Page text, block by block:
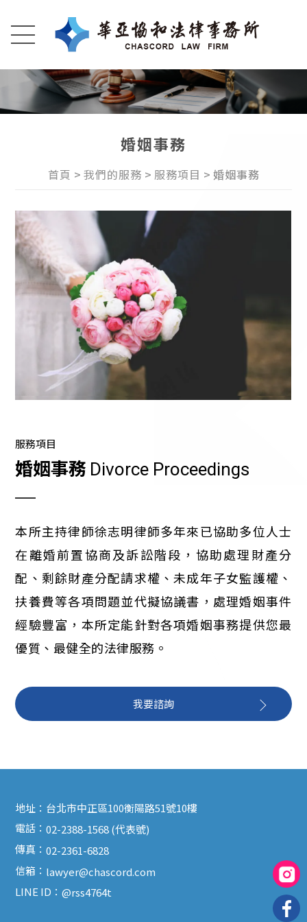
婚姻事務
首頁 我們的服務 服務項目 婚姻事務
服務項目
婚姻事務 Divorce Proceedings
本所主持律師徐志明律師多年來已協助多位人士
在離婚前置協商及訴訟階段，協助處理財產分
配、剩餘財產分配請求權、未成年子女監護權、
扶養費等各項問題並代擬協議書，處理婚姻事件
經驗豐富，本所定能針對各項婚姻事務提供您最
優質、最健全的法律服務。
我要諮詢
地址： 台北市中正區100衡陽路51號10樓
電話：02-2388-1568 (代表號)
傳真：02-2361-6828
信箱： lawyer@chascord.com
LINE ID：@rss4764t